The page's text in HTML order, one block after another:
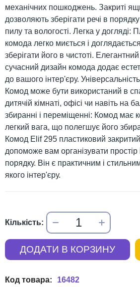
механічних пошкоджень. Закриті
дозволяють зберігати речі в
пилу та вологості. Легка у догляді:
комода легко миється і
зберігати його в чистоті.
сучасний дизайн комода додає
до вашого інтер'єру.
Комод може бути використаний в
дитячій кімнаті, офісі чи навіть на
збиранні і переміщенні: Комод має
легкий вага, що полегшує його
Комод Elif 295 пластиковий
допоможе вам організувати простір
порядку. Він є практичним і
якого інтер'єру.
16482